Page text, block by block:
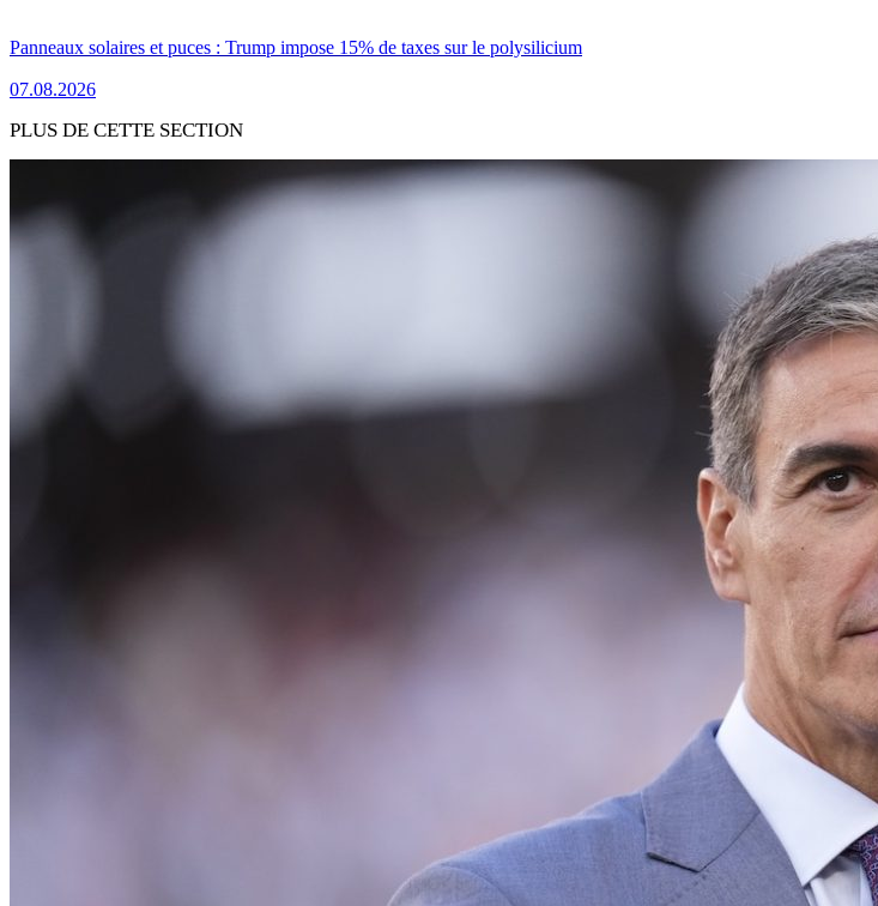
Panneaux solaires et puces : Trump impose 15% de taxes sur le polysilicium
07.08.2026
PLUS DE CETTE SECTION